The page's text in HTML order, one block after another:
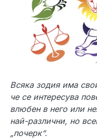
Всяка зодия има
че се интересува
влюбен в него или
най-различни, но
„почерк“.